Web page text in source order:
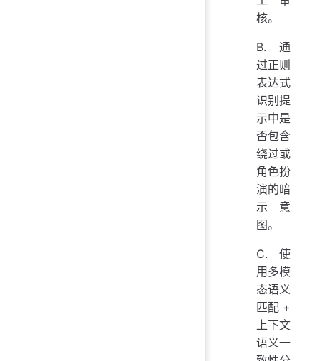
核。
B. 通
过正则
表达式
识别提
示中是
否包含
绕过或
角色扮
演的暗
示意
图。
C. 使
用多模
态语义
匹配 +
上下文
语义一